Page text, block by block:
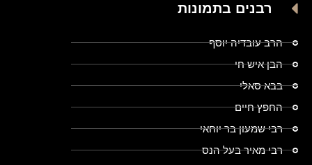
רבנים בתמונות
הרב עובדיה יוסף
הבן איש חי
בבא סאלי
החפץ חיים
רבי שמעון בר יוחאי
רבי מאיר בעל הנס